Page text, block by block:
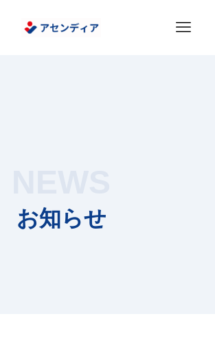
お知らせ